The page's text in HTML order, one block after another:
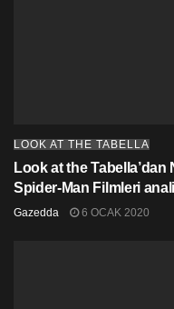
LOOK AT THE TABELLA
Look at the
Spider-Man Filmleri
Gazedda 6 OCAK 2020